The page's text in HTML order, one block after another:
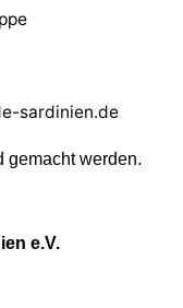
sardinien.de
gemacht werden.
e.V.